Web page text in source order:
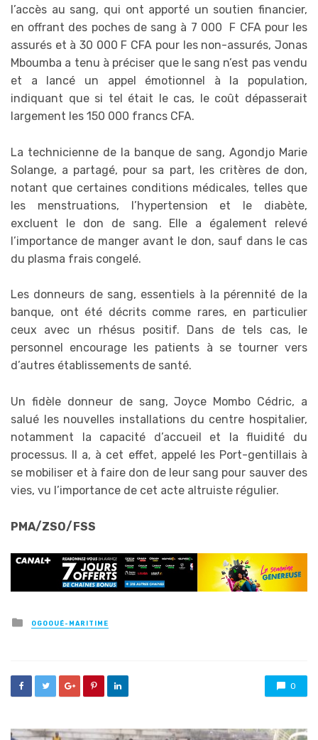
l’accès au sang, qui ont apporté un soutien financier,
en offrant des poches de sang à 7 000 F CFA pour les
assurés et à 30 000 F CFA pour les non-assurés, Jonas
Mboumba a tenu à préciser que le sang n’est pas vendu
et a lancé un appel émotionnel à la population,
indiquant que si tel était le cas, le coût dépasserait
largement les 150 000 francs CFA.
La technicienne de la banque de sang, Agondjo Marie
Solange, a partagé, pour sa part, les critères de don,
notant que certaines conditions médicales, telles que
les menstruations, l’hypertension et le diabète,
excluent le don de sang. Elle a également relevé
l’importance de manger avant le don, sauf dans le cas
du plasma frais congelé.
Les donneurs de sang, essentiels à la pérennité de la
banque, ont été décrits comme rares, en particulier
ceux avec un rhésus positif. Dans de tels cas, le
personnel encourage les patients à se tourner vers
d’autres établissements de santé.
Un fidèle donneur de sang, Joyce Mombo Cédric, a
salué les nouvelles installations du centre hospitalier,
notamment la capacité d’accueil et la fluidité du
processus. Il a, à cet effet, appelé les Port-gentillais à
se mobiliser et à faire don de leur sang pour sauver des
vies, vu l’importance de cet acte altruiste régulier.
PMA/ZSO/FSS
Posted
in
OGOOUÉ-MARITIME
0